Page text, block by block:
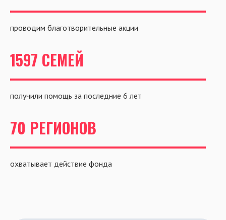
проводим благотворительные акции
1597 СЕМЕЙ
получили помощь за последние 6 лет
70 РЕГИОНОВ
охватывает действие фонда